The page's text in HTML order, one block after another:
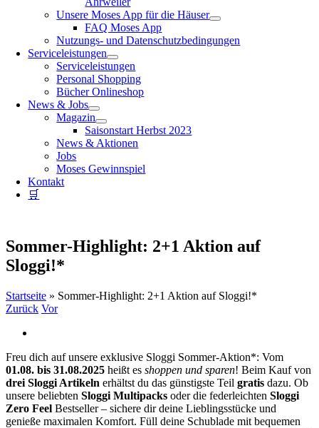
Unsere Moses App für die Häuser
FAQ Moses App
Nutzungs- und Datenschutzbedingungen
Serviceleistungen
Serviceleistungen
Personal Shopping
Bücher Onlineshop
News & Jobs
Magazin
Saisonstart Herbst 2023
News & Aktionen
Jobs
Moses Gewinnspiel
Kontakt
🛒
Sommer-Highlight: 2+1 Aktion auf
Sloggi!*
Startseite » Sommer-Highlight: 2+1 Aktion auf Sloggi!*
Zurück Vor
Bild
Freu dich auf unsere exklusive Sloggi Sommer-Aktion*: Vom
01.08. bis 31.08.2025 heißt es shoppen und sparen! Beim Kauf von
drei Sloggi Artikeln erhältst du das günstigste Teil gratis dazu. Ob
unsere beliebten Sloggi Multipacks oder die federleichten Sloggi
Zero Feel Bestseller – sichere dir deine Lieblingsstücke und
genieße maximalen Komfort. Füll deine Schublade mit bequemen